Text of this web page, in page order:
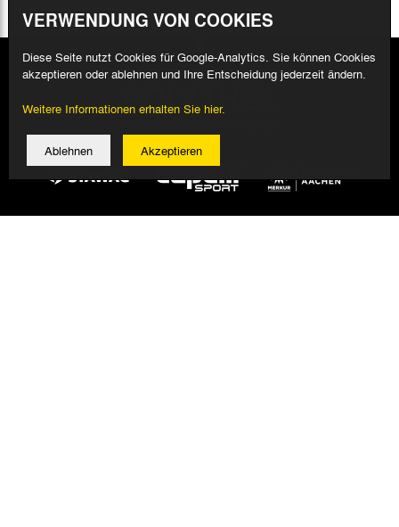
VERWENDUNG VON COOKIES
Diese Seite nutzt Cookies für Google-Analytics. Sie können Cookies
akzeptieren oder ablehnen und Ihre Entscheidung jederzeit ändern.
Weitere Informationen erhalten Sie hier.
Ablehnen Akzeptieren